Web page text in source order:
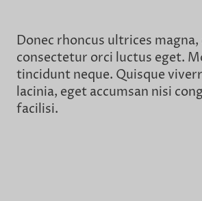
Donec rhoncus ultrices
consectetur orci luctus eget.
tincidunt neque. Quisque
lacinia, eget accumsan nisi
facilisi.